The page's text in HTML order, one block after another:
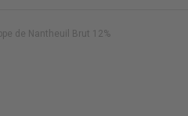
de Nantheuil Brut 12%